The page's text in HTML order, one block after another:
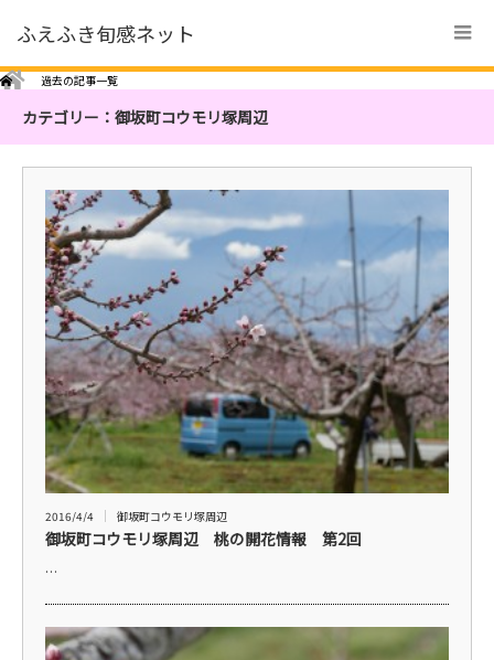
ふえふき旬感ネット
Home 過去の記事一覧
カテゴリー：御坂町コウモリ塚周辺
2016/4/4 御坂町コウモリ塚周辺
御坂町コウモリ塚周辺 桃の開花情報 第2回
…